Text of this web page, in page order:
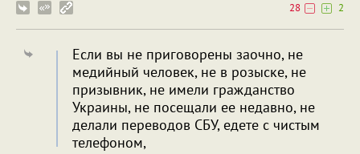
28
2
Если вы не приговорены заочно, не
медийный человек, не в розыске, не
призывник, не имели гражданство
Украины, не посещали ее недавно, не
делали переводов СБУ, едете с чистым
телефоном,